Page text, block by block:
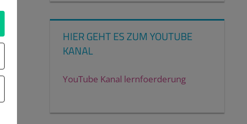
HIER GEHT ES ZUM YOUTUBE
KANAL
YouTube Kanal lernfoerderung